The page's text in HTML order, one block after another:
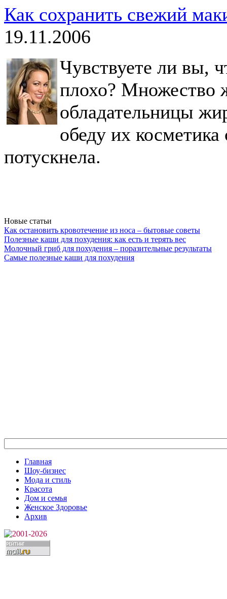
Как сохранить свежий
19.11.2006
Чувствуете ли вы,
плохо? Множество
обладательницы
обеду их косметика
потускнела.
Новые статьи
Как остановить кровотечение из носа – бытовые советы
Полезные каши для похудения: как есть и терять вес
Молочный гриб для похудения – поразительные результаты
Самые полезные каши для похудения
Главная
Шоу-бизнес
Мода и стиль
Красота
Дом и семья
Женское Здоровье
Архив
2001-2026